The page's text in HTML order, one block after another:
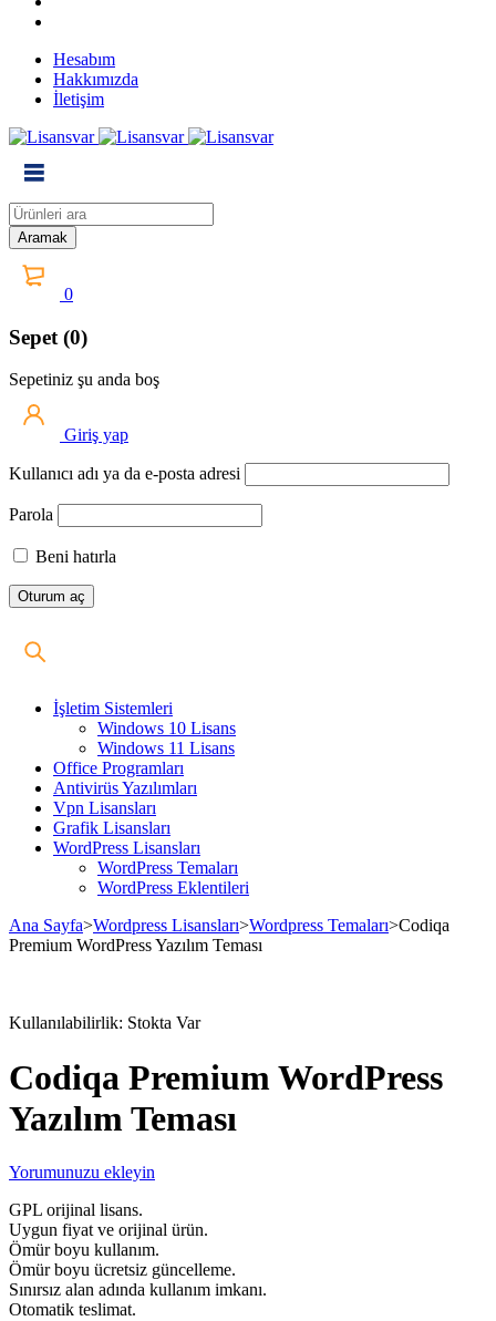
Hesabım
Hakkımızda
İletişim
0
Sepet (0)
Sepetiniz şu anda boş
Giriş yap
Kullanıcı adı ya da e-posta adresi
Parola
Beni hatırla
İşletim Sistemleri
Windows 10 Lisans
Windows 11 Lisans
Office Programları
Antivirüs Yazılımları
Vpn Lisansları
Grafik Lisansları
WordPress Lisansları
WordPress Temaları
WordPress Eklentileri
Ana Sayfa>Wordpress Lisansları>Wordpress Temaları>Codiqa
Premium WordPress Yazılım Teması
Kullanılabilirlik: Stokta Var
Codiqa Premium WordPress
Yazılım Teması
Yorumunuzu ekleyin
GPL orijinal lisans.
Uygun fiyat ve orijinal ürün.
Ömür boyu kullanım.
Ömür boyu ücretsiz güncelleme.
Sınırsız alan adında kullanım imkanı.
Otomatik teslimat.